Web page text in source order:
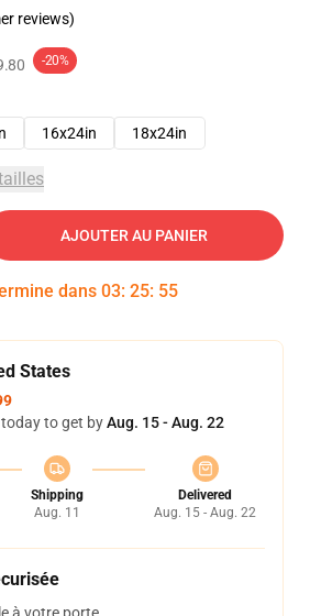
reviews)
-20%
16x24in 18x24in
AJOUTER AU PANIER
dans 03: 25: 54
States
to get byAug. 15 - Aug. 22
Shipping
Aug. 11
Delivered
Aug. 15 - Aug. 22